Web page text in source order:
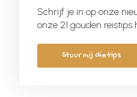
Schrijf je in op onze
onze 21 gouden reistips
Stuur mij die tips